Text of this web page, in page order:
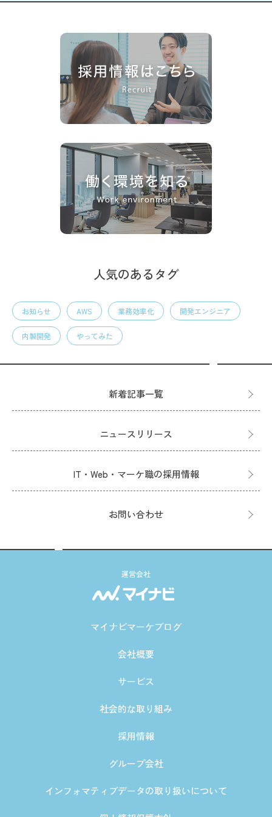
人気のあるタグ
お知らせ AWS 業務効率化 開発エンジニア
内製開発 やってみた
新着記事一覧
ニュースリリース
IT・Web・マーケ職の採用情報
お問い合わせ
運営会社
マイナビマーケブログ
会社概要
サービス
社会的な取り組み
採用情報
グループ会社
インフォマティブデータの取り扱いについて